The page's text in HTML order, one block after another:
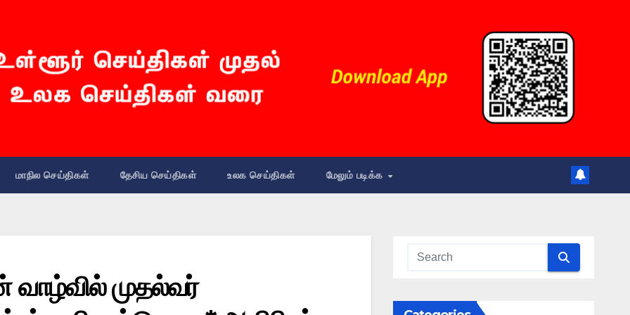
மாநில செய்திகள் தேசிய செய்திகள் உலக செய்திகள் மேலும் படிக்க
வாழ்வில் முதல்வர்